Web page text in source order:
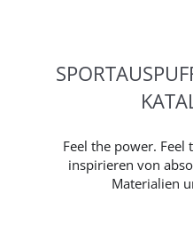
Feel the power. Feel
inspirieren von
Materialien